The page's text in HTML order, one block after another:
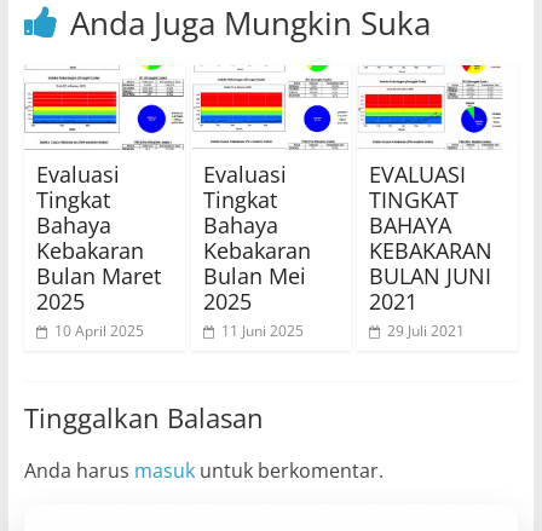
Anda Juga Mungkin Suka
Evaluasi
Tingkat
Bahaya
Kebakaran
Bulan Maret
2025
10 April 2025
Evaluasi
Tingkat
Bahaya
Kebakaran
Bulan Mei
2025
11 Juni 2025
EVALUASI
TINGKAT
BAHAYA
KEBAKARAN
BULAN JUNI
2021
29 Juli 2021
Tinggalkan Balasan
Anda harus masukuntuk berkomentar.